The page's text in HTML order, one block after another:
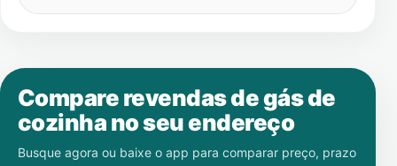
Compare revendas de gás de
cozinha no seu endereço
Busque agora ou baixe o app para comparar preço, prazo